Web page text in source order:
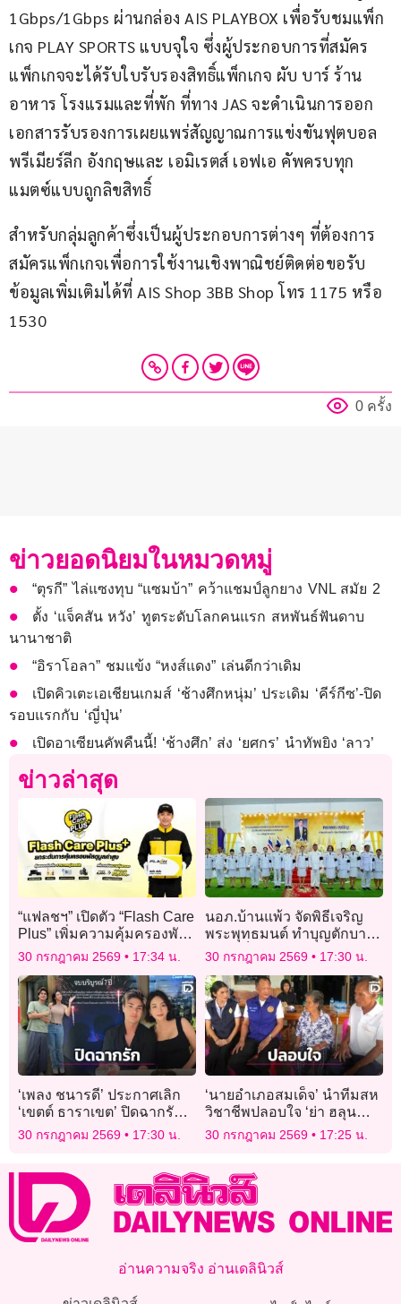
1Gbps/1Gbps ผ่านกล่อง AIS PLAYBOX เพื่อรับชมแพ็ก
เกจ PLAY SPORTS แบบจุใจ ซึ่งผู้ประกอบการที่สมัคร
แพ็กเกจจะได้รับใบรับรองสิทธิ์แพ็กเกจ ผับ บาร์ ร้าน
อาหาร โรงแรมและที่พัก ที่ทาง JAS จะดำเนินการออก
เอกสารรับรองการเผยแพร่สัญญาณการแข่งขันฟุตบอล
พรีเมียร์ลีก อังกฤษและ เอมิเรตส์ เอฟเอ คัพครบทุก
แมตซ์แบบถูกลิขสิทธิ์
สำหรับกลุ่มลูกค้าซึ่งเป็นผู้ประกอบการต่างๆ ที่ต้องการ
สมัครแพ็กเกจเพื่อการใช้งานเชิงพาณิชย์ติดต่อขอรับ
ข้อมูลเพิ่มเติมได้ที่ AIS Shop 3BB Shop โทร 1175 หรือ
1530
0 ครั้ง
ข่าวยอดนิยมในหมวดหมู่
“ตุรกี” ไล่แซงทุบ “แซมบ้า” คว้าแชมป์ลูกยาง VNL สมัย 2
ตั้ง ‘แจ็คสัน หวัง’ ทูตระดับโลกคนแรก สหพันธ์ฟันดาบ
นานาชาติ
“อิราโอลา” ชมแข้ง “หงส์แดง” เล่นดีกว่าเดิม
เปิดคิวเตะเอเชียนเกมส์ ‘ช้างศึกหนุ่ม’ ประเดิม ‘คีร์กีซ’-ปิด
รอบแรกกับ ‘ญี่ปุ่น’
เปิดอาเซียนคัพคืนนี้! ‘ช้างศึก’ ส่ง ‘ยศกร’ นำทัพยิง ‘ลาว’
ข่าวล่าสุด
“แฟลชฯ” เปิดตัว “Flash Care
Plus” เพิ่มความคุ้มครองพัสดุ
สูญหาย-เสียหาย สูงสุด 5
หมื่นบาท
30 กรกฎาคม 2569 17:34 น.
นอภ.บ้านแพ้ว จัดพิธีเจริญ
พระพุทธมนต์ ทำบุญตักบาตร
ถวายเป็นพระราชกุศลวัน
เฉลิมพระชนมพรรษา
ในหลวง ร.10
30 กรกฎาคม 2569 17:30 น.
‘เพลง ชนารดี’ ประกาศเลิก
‘เขตต์ ธาราเขต’ ปิดฉากรัก 7
ปียันจบด้วยดี คงสถานะพาร์ท
30 กรกฎาคม 2569 17:30 น.
‘นายอำเภอสมเด็จ’ นำทีมสห
วิชาชีพปลอบใจ ‘ย่า ฮลุน
โซโล่’ เสียชีวิตปริศนาใน
จอร์เจีย
30 กรกฎาคม 2569 17:25 น.
อ่านความจริง อ่านเดลินิวส์